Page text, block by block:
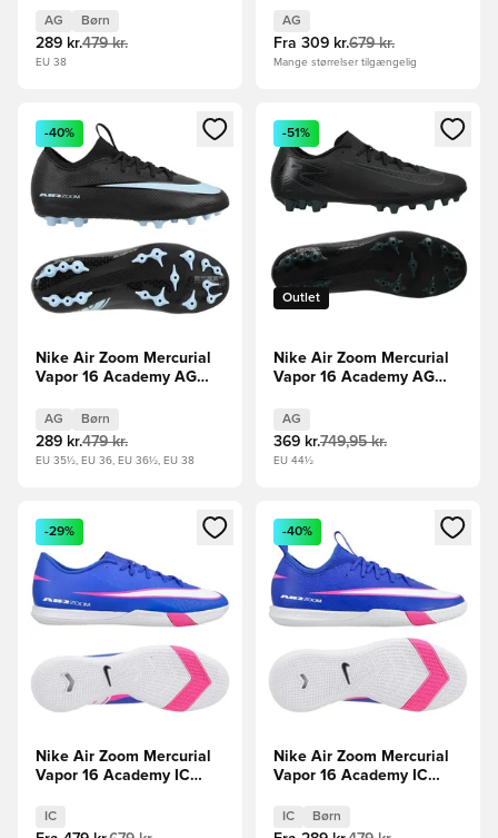
Pink/Sort/Orange Børn
AG Børn
289 kr.479 kr.
EU 38
AG
Fra 309 kr.679 kr.
Mange størrelser tilgængelig
Åbner en Modal til at logge ind eller tilmelde dig som
-40%
Nike Air Zoom Mercurial
Vapor 16 Academy AG
AG Børn
289 kr.479 kr.
EU 35½, EU 36, EU 36½, EU 38
Åbner en Modal til at logge
Outlet
-51%
Nike Air Zoom Mercurial
Vapor 16 Academy AG
AG
369 kr.749,95 kr.
EU 44½
Åbner en Modal til at logge ind eller tilmelde dig som
-29%
Nike Air Zoom Mercurial
Vapor 16 Academy IC
IC
Åbner en Modal til at logge
-40%
Nike Air Zoom Mercurial
Vapor 16 Academy IC
IC Børn